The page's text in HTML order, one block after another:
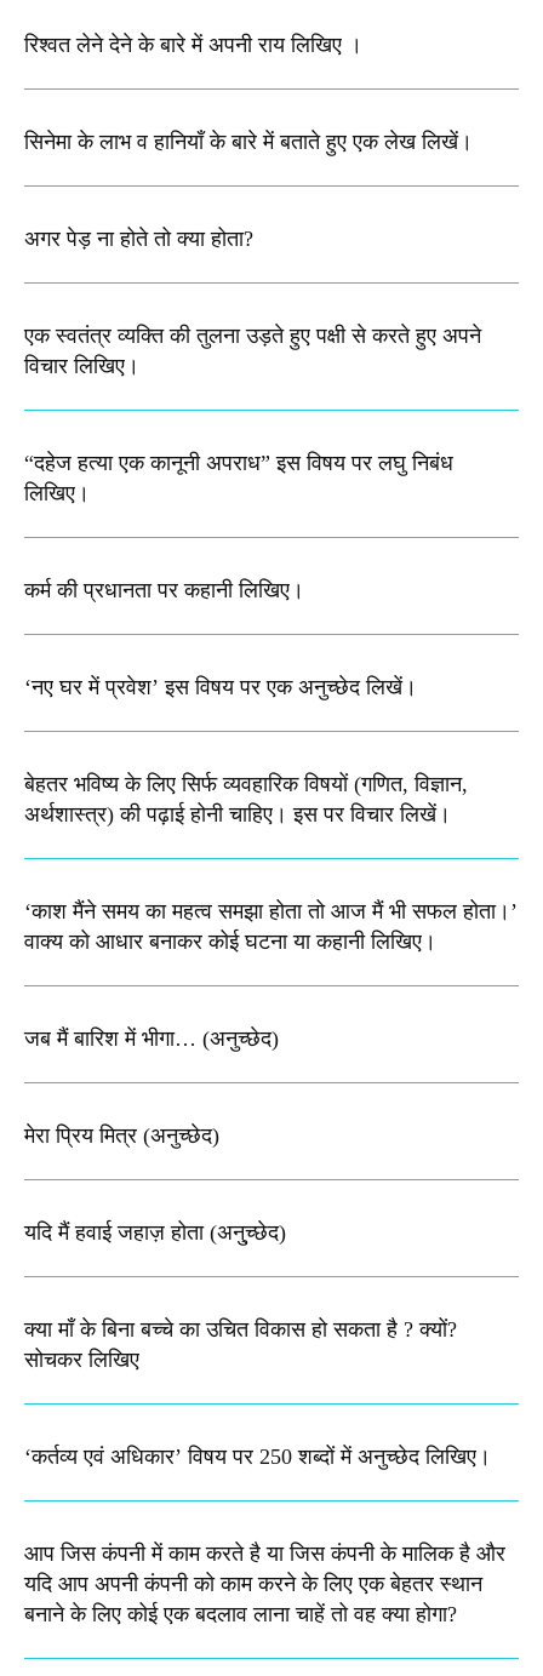
रिश्वत लेने देने के बारे में अपनी राय लिखिए ।
सिनेमा के लाभ व हानियाँ के बारे में बताते हुए एक लेख लिखें।
अगर पेड़ ना होते तो क्या होता?
एक स्वतंत्र व्यक्ति की तुलना उड़ते हुए पक्षी से करते हुए अपने
विचार लिखिए। ​
“दहेज हत्या एक कानूनी अपराध” इस विषय पर लघु निबंध
लिखिए।
कर्म की प्रधानता पर कहानी लिखिए​।
‘नए घर में प्रवेश’ इस विषय पर एक अनुच्छेद लिखें।
बेहतर भविष्य के लिए सिर्फ व्यवहारिक विषयों (गणित, विज्ञान,
अर्थशास्त्र) की पढ़ाई होनी चाहिए। इस पर विचार लिखें।
‘काश मैंने समय का महत्व समझा होता तो आज मैं भी सफल होता।’
वाक्य को आधार बनाकर कोई घटना या कहानी लिखिए।
जब मैं बारिश में भीगा… (अनुच्छेद)
मेरा प्रिय मित्र (अनुच्छेद)
यदि मैं हवाई जहाज़ होता (अनु्च्छेद)
क्या माँ के बिना बच्चे का उचित विकास हो सकता है ? क्यों?
सोचकर लिखिए
‘कर्तव्य एवं अधिकार’ विषय पर 250 शब्दों में अनुच्छेद लिखिए।​
आप जिस कंपनी में काम करते है या जिस कंपनी के मालिक है और
यदि आप अपनी कंपनी को काम करने के लिए एक बेहतर स्थान
बनाने के लिए कोई एक बदलाव लाना चाहें तो वह क्या होगा?